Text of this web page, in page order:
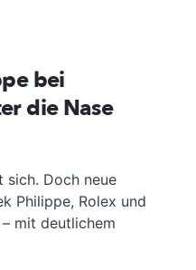
bei
die Nase
sich. Doch neue
Philippe, Rolex und
mit deutlichem